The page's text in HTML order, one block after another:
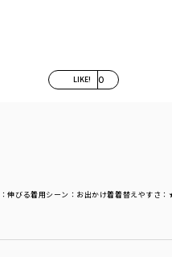
LIKE! 0
：伸びる着用シーン ：お出かけ着着替えやすさ